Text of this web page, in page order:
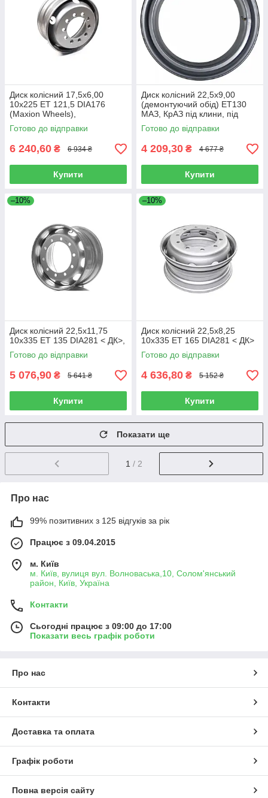
Диск колісний 17,5х6,00
10х225 ET 121,5 DIA176
(Maxion Wheels),
287018753184
Готово до відправки
6 240,60 ₴ 6 934 ₴
Купити
Диск колісний 22,5х9,00
(демонтуючий обід) ET130
МАЗ, КрАЗ під клини, під
безкамерку,5551-3101012-01
Готово до відправки
4 209,30 ₴ 4 677 ₴
Купити
–10%
Диск колісний 22,5х11,75
10x335 ET 135 DIA281 < ДК>,
Готово до відправки
5 076,90 ₴ 5 641 ₴
Купити
–10%
Диск колісний 22,5х8,25
10x335 ET 165 DIA281 < ДК>
Готово до відправки
4 636,80 ₴ 5 152 ₴
Купити
Показати ще
1 / 2
Про нас
99% позитивних з 125 відгуків за рік
Працює з 09.04.2015
м. Київ
м. Київ, вулиця вул. Волноваська,10, Солом'янський
район, Київ, Україна
Контакти
Сьогодні працює з 09:00 до 17:00
Показати весь графік роботи
Про нас
Контакти
Доставка та оплата
Графік роботи
Повна версія сайту